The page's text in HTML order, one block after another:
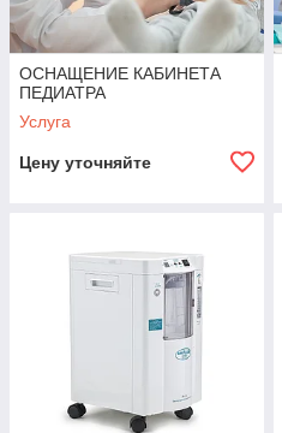
ОСНАЩЕНИЕ КАБИНЕТА
ПЕДИАТРА
Услуга
Цену уточняйте